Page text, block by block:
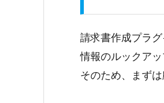
請求書作成プラ
情報のルックア
そのため、まず